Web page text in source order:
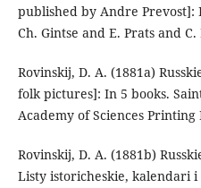
published by Andre Prevost]:
Ch. Gintse and E. Prats and
Rovinskij, D. A. (1881a)
folk pictures]: In 5 books.
Academy of Sciences Printing
Rovinskij, D. A. (1881b)
Listy istoricheskie, kalendari